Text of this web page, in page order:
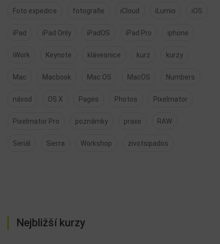
Foto expedice fotografie iCloud iLumio iOS
iPad iPad Only iPadOS iPad Pro iphone
iWork Keynote klávesnice kurz kurzy
Mac Macbook Mac OS MacOS Numbers
návod OS X Pages Photos Pixelmator
Pixelmator Pro poznámky praxe RAW
Seriál Sierra Workshop zivotsipados
Nejbližší kurzy